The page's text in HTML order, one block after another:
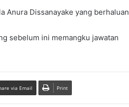
Anura Dissanayake yang berhaluan
sebelum ini memangku jawatan
via Email Print